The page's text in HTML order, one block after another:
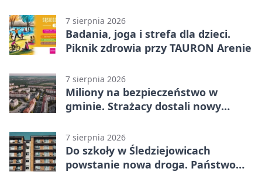
7 sierpnia 2026
Badania, joga i strefa dla dzieci.
Piknik zdrowia przy TAURON Arenie
7 sierpnia 2026
Miliony na bezpieczeństwo w
gminie. Strażacy dostali nowy
7 sierpnia 2026
Do szkoły w Śledziejowicach
powstanie nowa droga. Państwo